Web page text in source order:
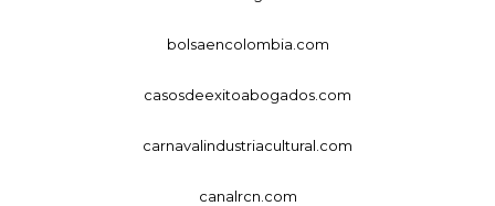
bolsaencolombia.com
casosdeexitoabogados.com
carnavalindustriacultural.com
canalrcn.com